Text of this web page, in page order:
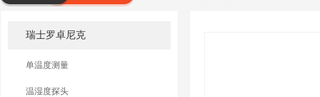
SERVICES
瑞士罗卓尼克
单温度测量
温湿度探头